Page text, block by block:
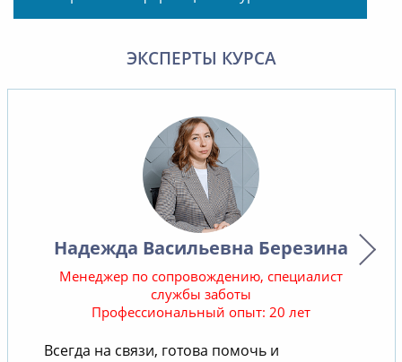
ЭКСПЕРТЫ КУРСА
Надежда Васильевна Березина
Менеджер по сопровождению, специалист
службы заботы
Профессиональный опыт: 20 лет
Всегда на связи, готова помочь и